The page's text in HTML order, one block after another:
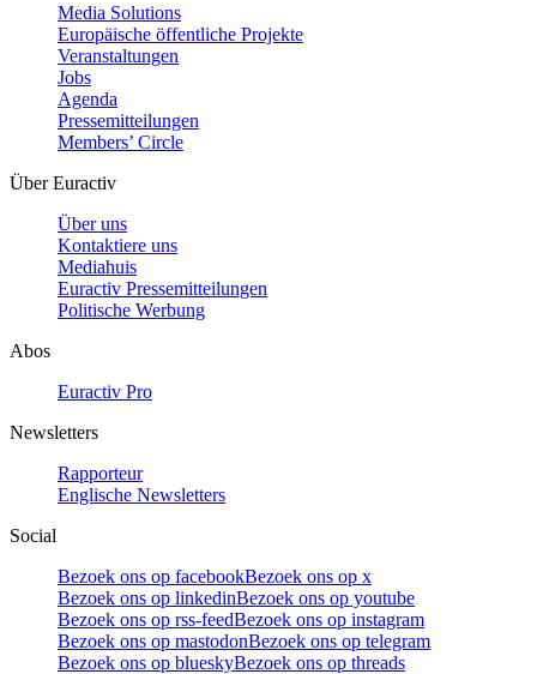
Media Solutions
Europäische öffentliche Projekte
Veranstaltungen
Jobs
Agenda
Pressemitteilungen
Members’ Circle
Über Euractiv
Über uns
Kontaktiere uns
Mediahuis
Euractiv Pressemitteilungen
Politische Werbung
Abos
Euractiv Pro
Newsletters
Rapporteur
Englische Newsletters
Social
Bezoek ons op facebookBezoek ons op x
Bezoek ons op linkedinBezoek ons op youtube
Bezoek ons op rss-feedBezoek ons op instagram
Bezoek ons op mastodonBezoek ons op telegram
Bezoek ons op blueskyBezoek ons op threads